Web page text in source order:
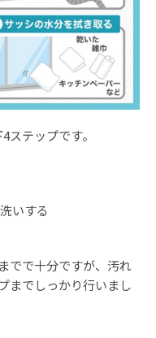
テップです。
いする
でで十分ですが、汚れ
までしっかり行いまし